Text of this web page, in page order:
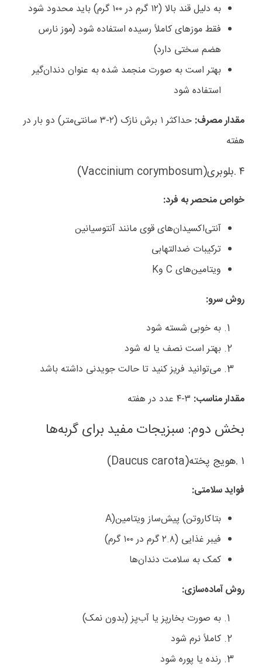
به دلیل قند بالا (۱۲ گرم در ۱۰۰ گرم) باید محدود شود
فقط موزهای کاملاً رسیده استفاده شود (موز نارس
هضم سختی دارد)
بهتر است به صورت منجمد شده به عنوان دندان‌گیر
استفاده شود
مقدار مصرف:
حداکثر ۱ برش نازک (۲-۳ سانتی‌متر) دو بار در
هفته
۴ .بلوبری(Vaccinium corymbosum)
خواص منحصر به فرد:
آنتی‌اکسیدان‌های قوی مانند آنتوسیانین
ترکیبات ضدالتهابی
ویتامین‌های C وK
روش سرو:
به خوبی شسته شود
بهتر است نصف یا له شود
می‌توانید فریز کنید تا حالت جویدنی داشته باشد
مقدار مناسب: ۳-۴ عدد در هفته
بخش دوم: سبزیجات مفید برای گربه‌ها
۱ .هویج پخته(Daucus carota)
فواید سلامتی:
بتاکاروتن( پیش‌ساز ویتامینA)
فیبر غذایی (۲.۸ گرم در ۱۰۰ گرم)
کمک به سلامت دندان‌ها
روش آماده‌سازی:
به صورت بخارپز یا آب‌پز (بدون نمک)
کاملاً نرم شود
رنده یا پوره شود